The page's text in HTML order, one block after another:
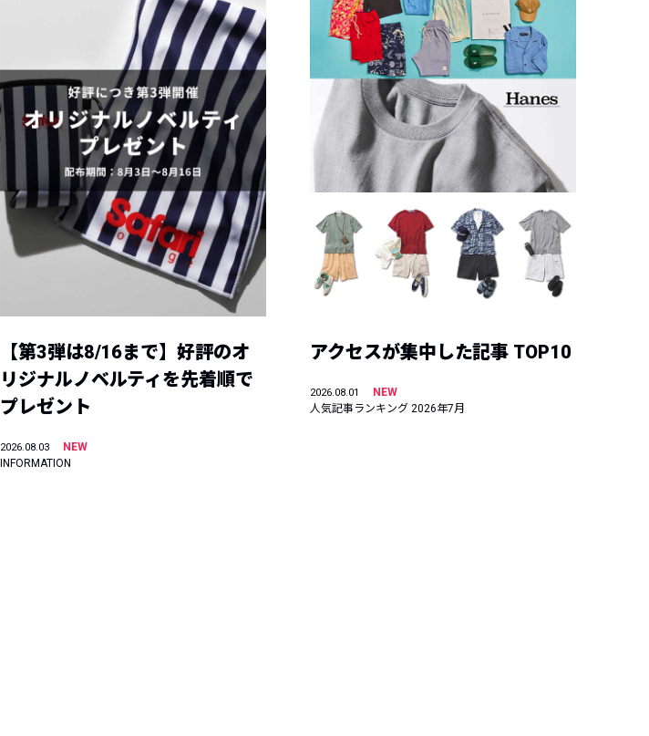
【第3弾は8/16まで】好評のオ
リジナルノベルティを先着順で
プレゼント
2026.08.03
NEW
INFORMATION
アクセスが集中した記事 TOP10
2026.08.01
NEW
人気記事ランキング 2026年7月